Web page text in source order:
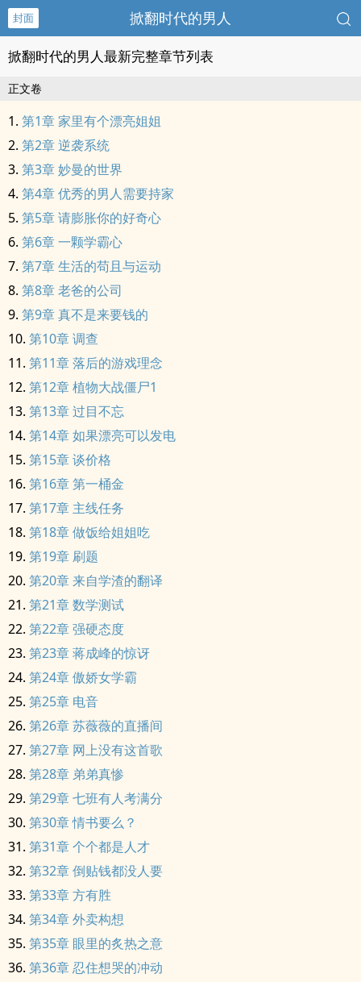
封面 掀翻时代的男人
掀翻时代的男人最新完整章节列表
正文卷
第1章 家里有个漂亮姐姐
第2章 逆袭系统
第3章 妙曼的世界
第4章 优秀的男人需要持家
第5章 请膨胀你的好奇心
第6章 一颗学霸心
第7章 生活的苟且与运动
第8章 老爸的公司
第9章 真不是来要钱的
第10章 调查
第11章 落后的游戏理念
第12章 植物大战僵尸1
第13章 过目不忘
第14章 如果漂亮可以发电
第15章 谈价格
第16章 第一桶金
第17章 主线任务
第18章 做饭给姐姐吃
第19章 刷题
第20章 来自学渣的翻译
第21章 数学测试
第22章 强硬态度
第23章 蒋成峰的惊讶
第24章 傲娇女学霸
第25章 电音
第26章 苏薇薇的直播间
第27章 网上没有这首歌
第28章 弟弟真惨
第29章 七班有人考满分
第30章 情书要么？
第31章 个个都是人才
第32章 倒贴钱都没人要
第33章 方有胜
第34章 外卖构想
第35章 眼里的炙热之意
第36章 忍住想哭的冲动